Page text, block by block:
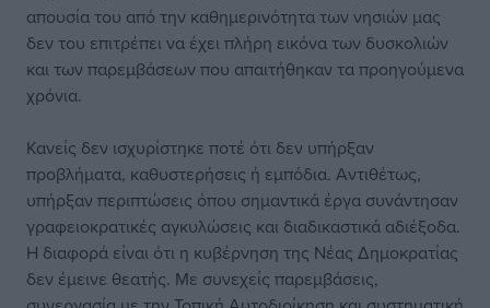
απουσία του από την καθημερινότητα των νησιών μας
δεν του επιτρέπει να έχει πλήρη εικόνα των δυσκολιών
και των παρεμβάσεων που απαιτήθηκαν τα προηγούμενα
χρόνια.
Κανείς δεν ισχυρίστηκε ποτέ ότι δεν υπήρξαν
προβλήματα, καθυστερήσεις ή εμπόδια. Αντιθέτως,
υπήρξαν περιπτώσεις όπου σημαντικά έργα συνάντησαν
γραφειοκρατικές αγκυλώσεις και διαδικαστικά αδιέξοδα.
Η διαφορά είναι ότι η κυβέρνηση της Νέας Δημοκρατίας
δεν έμεινε θεατής. Με συνεχείς παρεμβάσεις,